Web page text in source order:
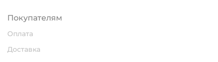
Покупателям
Оплата
Доставка